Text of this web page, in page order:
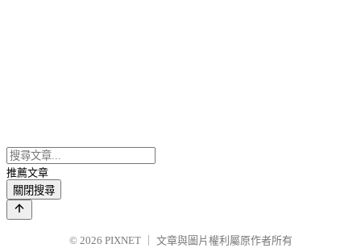
推薦文章
關閉搜尋
© 2026 PIXNET
文章與圖片權利屬原作者所有